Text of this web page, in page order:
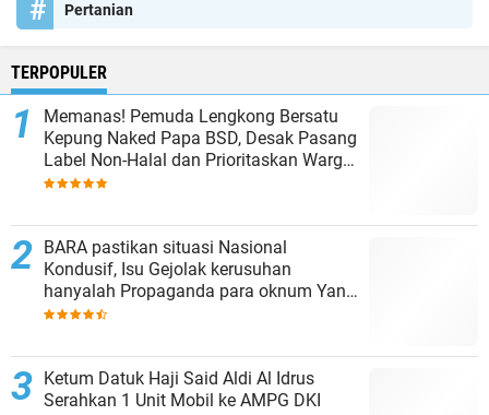
Pertanian
TERPOPULER
Memanas! Pemuda Lengkong Bersatu
Kepung Naked Papa BSD, Desak Pasang
Label Non-Halal dan Prioritaskan Warga
Lokal
BARA pastikan situasi Nasional
Kondusif, Isu Gejolak kerusuhan
hanyalah Propaganda para oknum Yang
tidak cinta NKRI!!!
Ketum Datuk Haji Said Aldi Al Idrus
Serahkan 1 Unit Mobil ke AMPG DKI